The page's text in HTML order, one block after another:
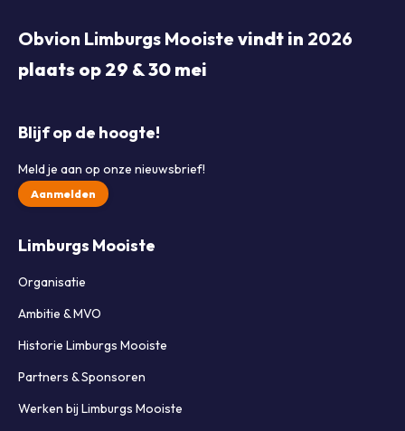
Obvion Limburgs Mooiste vindt in 2026
plaats op 29 & 30 mei
Blijf op de hoogte!
Meld je aan op onze nieuwsbrief!
Aanmelden
Limburgs Mooiste
Organisatie
Ambitie & MVO
Historie Limburgs Mooiste
Partners & Sponsoren
Werken bij Limburgs Mooiste